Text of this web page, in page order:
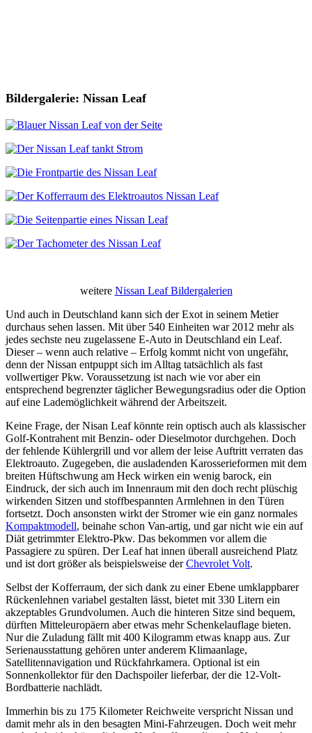
Bildergalerie: Nissan Leaf
weitere Nissan Leaf Bildergalerien
Und auch in Deutschland kann sich der Exot in seinem Metier
durchaus sehen lassen. Mit über 540 Einheiten war 2012 mehr als
jedes sechste neu zugelassene E-Auto in Deutschland ein Leaf.
Dieser – wenn auch relative – Erfolg kommt nicht von ungefähr,
denn der Nissan entpuppt sich im Alltag tatsächlich als fast
vollwertiger Pkw. Voraussetzung ist nach wie vor aber ein
entsprechend begrenzter täglicher Bewegungsradius oder die Option
auf eine Lademöglichkeit während der Arbeitszeit.
Keine Frage, der Nisan Leaf könnte rein optisch auch als klassischer
Golf-Kontrahent mit Benzin- oder Dieselmotor durchgehen. Doch
der fehlende Kühlergrill und vor allem der leise Auftritt verraten das
Elektroauto. Zugegeben, die ausladenden Karosserieformen mit dem
breiten Hüftschwung am Heck wirken ein wenig barock, ein
Eindruck, der sich auch im Innenraum mit den doch recht plüschig
wirkenden Sitzen und stoffbespannten Armlehnen in den Türen
fortsetzt. Doch ansonsten wirkt der Stromer wie ein ganz normales
Kompaktmodell, beinahe schon Van-artig, und gar nicht wie ein auf
Diät getrimmter Elektro-Pkw. Das bekommen vor allem die
Passagiere zu spüren. Der Leaf hat innen überall ausreichend Platz
und ist dort größer als beispielsweise derChevrolet Volt.
Selbst der Kofferraum, der sich dank zu einer Ebene umklappbarer
Rückenlehnen variabel gestalten lässt, bietet mit 330 Litern ein
akzeptables Grundvolumen. Auch die hinteren Sitze sind bequem,
dürften Mitteleuropäern aber etwas mehr Schenkelauflage bieten.
Nur die Zuladung fällt mit 400 Kilogramm etwas knapp aus. Zur
Serienausstattung gehören unter anderem Klimaanlage,
Satellitennavigation und Rückfahrkamera. Optional ist ein
Sonnenkollektor für den Dachspoiler lieferbar, der die 12-Volt-
Bordbatterie nachlädt.
Immerhin bis zu 175 Kilometer Reichweite verspricht Nissan und
damit mehr als in den besagten Mini-Fahrzeugen. Doch weit mehr